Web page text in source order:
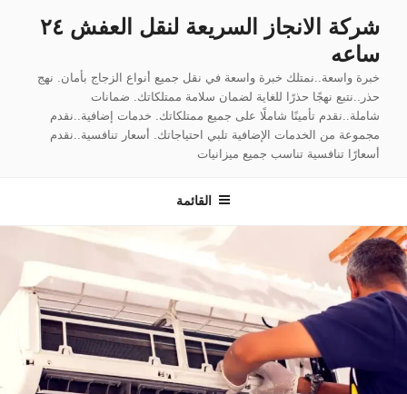
المحتوى
شركة الانجاز السريعة لنقل العفش ٢٤
ساعه
خبرة واسعة..نمتلك خبرة واسعة في نقل جميع أنواع الزجاج بأمان. نهج
حذر..نتبع نهجًا حذرًا للغاية لضمان سلامة ممتلكاتك. ضمانات
شاملة..نقدم تأمينًا شاملًا على جميع ممتلكاتك. خدمات إضافية..نقدم
مجموعة من الخدمات الإضافية تلبي احتياجاتك. أسعار تنافسية..نقدم
أسعارًا تنافسية تناسب جميع ميزانيات
القائمة